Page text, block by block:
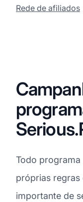
Rede de afiliados
Todo programa
próprias regras
importante de